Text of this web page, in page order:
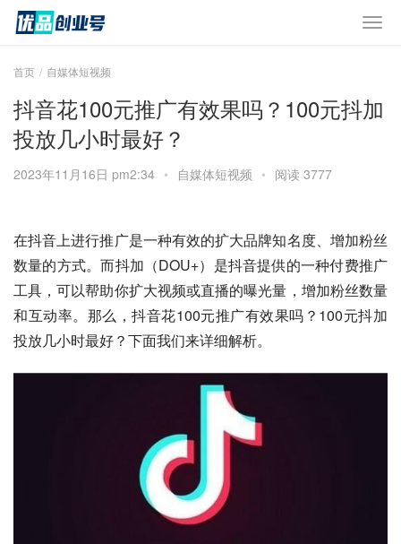
首页 自媒体短视频
抖音花100元推广有效果吗？100元抖加
投放几小时最好？
2023年11月16日 pm2:34 • 自媒体短视频 • 阅读 3777
在抖音上进行推广是一种有效的扩大品牌知名度、增加粉丝
数量的方式。而抖加（DOU+）是抖音提供的一种付费推广
工具，可以帮助你扩大视频或直播的曝光量，增加粉丝数量
和互动率。那么，抖音花100元推广有效果吗？100元抖加
投放几小时最好？下面我们来详细解析。